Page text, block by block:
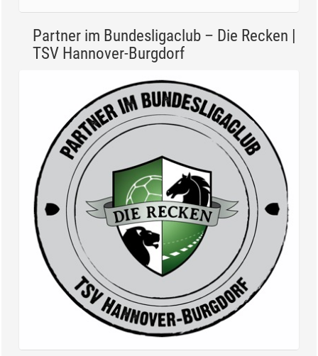
Partner im Bundesligaclub – Die Recken |
TSV Hannover-Burgdorf